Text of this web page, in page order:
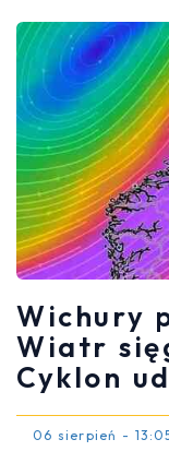
Wichury
Wiatr
Cyklon
06 sierpień -